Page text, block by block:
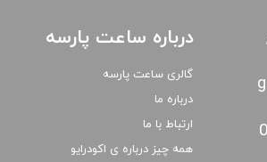
درباره ساعت پارسه
گالری ساعت پارسه
درباره ما
ارتباط با ما
همه چیز درباره ی اکودرایو